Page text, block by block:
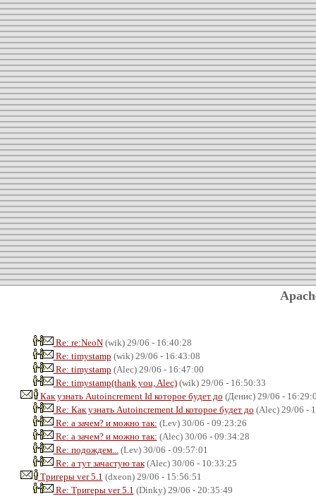
Re: re:NeoN(wik) 29/06 - 16:40:28
Re: timуstamp (wik) 29/06 - 16:43:08
Re: timуstamp (Alec) 29/06 - 16:47:00
Re: timуstamp(thank you, Alec)(wik) 29/06 - 16:50:33
Как узнать Autoincrement Id которое будет до (Денис) 29/06 -
Re: Как узнать Autoincrement Id которое будет до (Alec) 29/06 -
Re: а зачем? и можно так: (Lev) 30/06 - 09:23:26
Re: а зачем? и можно так: (Alec) 30/06 - 09:34:28
Re: подождем...
(Lev) 30/06 - 09:57:01
Re: а тут зачастую так(Alec) 30/06 - 10:33:25
Тригеры ver 5.1 (dxeon) 29/06 - 15:56:51
Re: Тригеры ver 5.1 (Dinky) 29/06 - 20:35:49